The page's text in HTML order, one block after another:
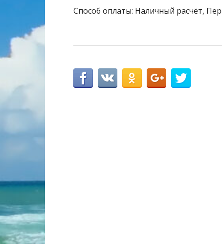
Способ оплаты: Наличный расчёт,